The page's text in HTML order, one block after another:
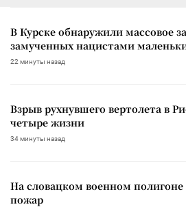
В Курске обнаружили массовое
замученных нацистами
22 минуты назад
Взрыв рухнувшего вертолета в
четыре жизни
34 минуты назад
На словацком военном
пожар